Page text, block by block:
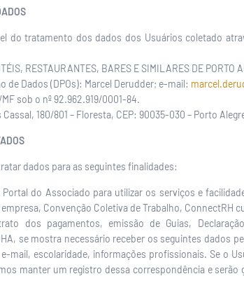
do tratamento dos dados dos Usuários coletado
RESTAURANTES, BARES E SIMILARES DE PORTO
de Dados (DPOs): Marcel Derudder; e-mail:
sob o nº 92.962.919/0001-84.
180/801 – Floresta, CEP: 90035-030 – Porto
dados para as seguintes finalidades:
do Associado para utilizar os serviços e
Convenção Coletiva de Trabalho, ConnectRH
dos pagamentos, emissão de Guias,
se mostra necessário receber os seguintes dados
mail, escolaridade, informações profissionais. Se o
manter um registro dessa correspondência e